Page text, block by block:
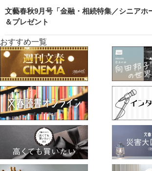
文藝春秋9月号「金融・相続特集／シニアホ
＆プレゼント
おすすめ一覧